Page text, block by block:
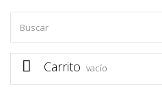
Carrito vacío